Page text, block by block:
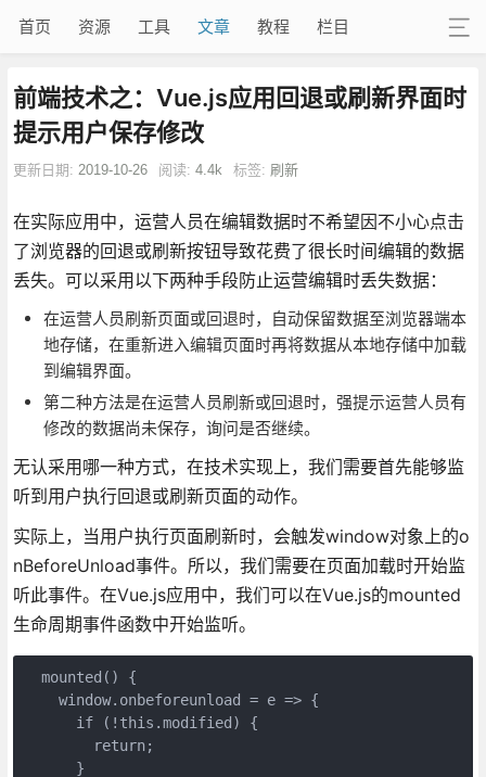
首页 资源 工具 文章 教程 栏目
前端技术之：Vue.js应用回退或刷新界面时
提示用户保存修改
更新日期: 2019-10-26 阅读: 4.4k 标签: 刷新
在实际应用中，运营人员在编辑数据时不希望因不小心点击
了浏览器的回退或刷新按钮导致花费了很长时间编辑的数据
丢失。可以采用以下两种手段防止运营编辑时丢失数据：
在运营人员刷新页面或回退时，自动保留数据至浏览器端本
地存储，在重新进入编辑页面时再将数据从本地存储中加载
到编辑界面。
第二种方法是在运营人员刷新或回退时，强提示运营人员有
修改的数据尚未保存，询问是否继续。
无认采用哪一种方式，在技术实现上，我们需要首先能够监
听到用户执行回退或刷新页面的动作。
实际上，当用户执行页面刷新时，会触发window对象上的o
nBeforeUnload事件。所以，我们需要在页面加载时开始监
听此事件。在Vue.js应用中，我们可以在Vue.js的mounted
生命周期事件函数中开始监听。
  mounted() {
    window.onbeforeunload = e => {
      if (!this.modified) {
        return;
      }